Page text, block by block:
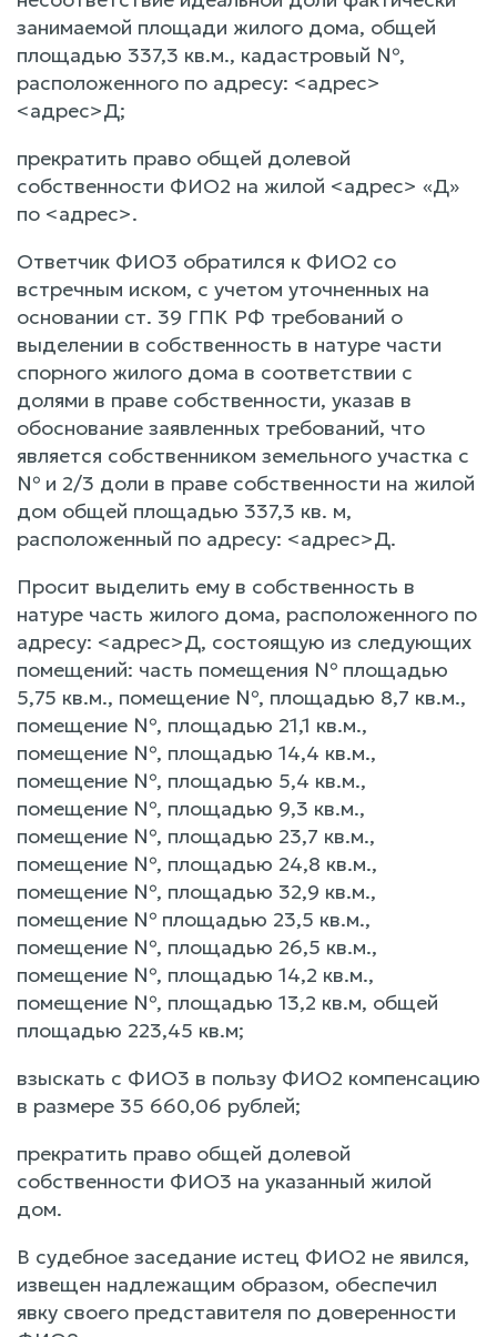
занимаемой площади жилого дома, общей
площадью 337,3 кв.м., кадастровый №,
расположенного по адресу: <адрес>
<адрес>Д;
прекратить право общей долевой
собственности ФИО2 на жилой <адрес> «Д»
по <адрес>.
Ответчик ФИО3 обратился к ФИО2 со
встречным иском, с учетом уточненных на
основании ст. 39 ГПК РФ требований о
выделении в собственность в натуре части
спорного жилого дома в соответствии с
долями в праве собственности, указав в
обоснование заявленных требований, что
является собственником земельного участка с
№ и 2/3 доли в праве собственности на жилой
дом общей площадью 337,3 кв. м,
расположенный по адресу: <адрес>Д.
Просит выделить ему в собственность в
натуре часть жилого дома, расположенного по
адресу: <адрес>Д, состоящую из следующих
помещений: часть помещения № площадью
5,75 кв.м., помещение №, площадью 8,7 кв.м.,
помещение №, площадью 21,1 кв.м.,
помещение №, площадью 14,4 кв.м.,
помещение №, площадью 5,4 кв.м.,
помещение №, площадью 9,3 кв.м.,
помещение №, площадью 23,7 кв.м.,
помещение №, площадью 24,8 кв.м.,
помещение №, площадью 32,9 кв.м.,
помещение № площадью 23,5 кв.м.,
помещение №, площадью 26,5 кв.м.,
помещение №, площадью 14,2 кв.м.,
помещение №, площадью 13,2 кв.м, общей
площадью 223,45 кв.м;
взыскать с ФИО3 в пользу ФИО2 компенсацию
в размере 35 660,06 рублей;
прекратить право общей долевой
собственности ФИО3 на указанный жилой
дом.
В судебное заседание истец ФИО2 не явился,
извещен надлежащим образом, обеспечил
явку своего представителя по доверенности